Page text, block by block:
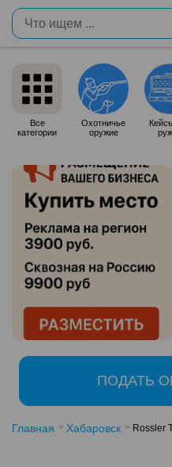
Все
категории
Охотничье
оружие
76 Zauer 303. 300 Win Mag
380 000 руб.
ПОДАТЬ
Главная Хабаровск Rossler